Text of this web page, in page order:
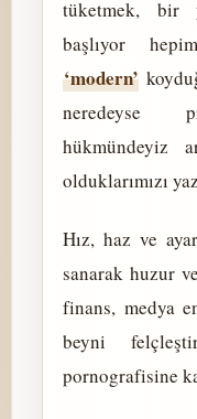
tüketmek, bir
başlıyor
‘modern’
neredeyse
hükmündeyiz
olduklarımızı
Hız, haz ve
sanarak huzur
finans, medya
beyni
pornografisine